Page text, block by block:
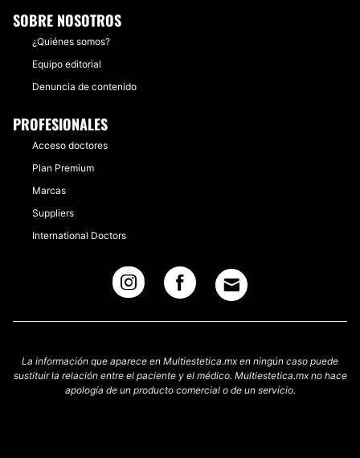
SOBRE NOSOTROS
¿Quiénes somos?
Equipo editorial
Denuncia de contenido
PROFESIONALES
Acceso doctores
Plan Premium
Marcas
Suppliers
International Doctors
La información que aparece en Multiestetica.mx en ningún caso puede
sustituir la relación entre el paciente y el médico. Multiestetica.mx no hace
apología de un producto comercial o de un servicio.